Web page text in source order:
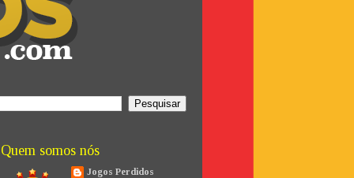
Quem somos nós
Jogos Perdidos